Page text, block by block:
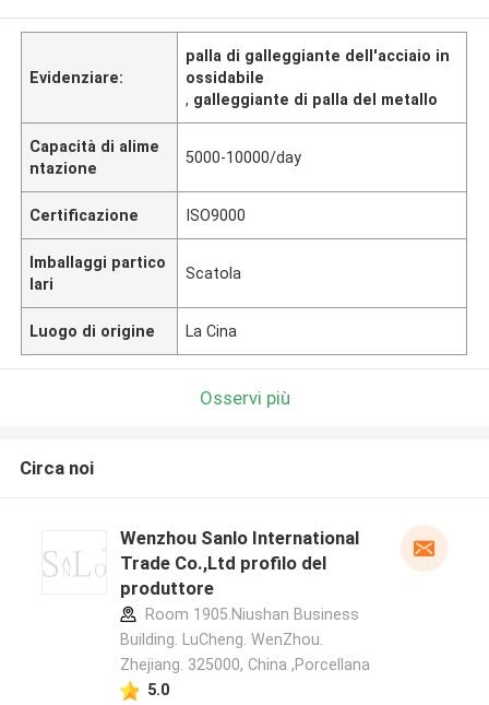
Evidenziare:
palla di galleggiante dell'acciaio in
ossidabile
, galleggiante di palla del metallo
Capacità di alime
ntazione
5000-10000/day
Certificazione ISO9000
Imballaggi partico
lari
Scatola
Luogo di origine La Cina
Osservi più
Circa noi
Wenzhou Sanlo International
Trade Co.,Ltd profilo del
produttore
Room 1905.Niushan Business
Building. LuCheng. WenZhou.
Zhejiang. 325000, China ,Porcellana
5.0